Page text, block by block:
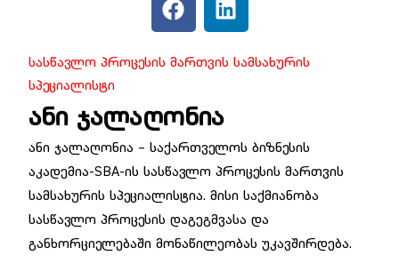
Სასწავლო Პროცესის Მართვის Სამსახურის
Სპეციალისტი
ანი ჯალაღონია
ანი ჯალაღონია – საქართველოს ბიზნესის
აკადემია-SBA-ის სასწავლო პროცესის მართვის
სამსახურის სპეციალისტია. მისი საქმიანობა
სასწავლო პროცესის დაგეგმვასა და
განხორციელებაში მონაწილეობას უკავშირდება.